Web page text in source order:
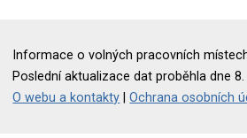
Informace o volných pracovních
Poslední aktualizace dat proběhla dne 8.
O webu a kontakty |Ochrana osobních